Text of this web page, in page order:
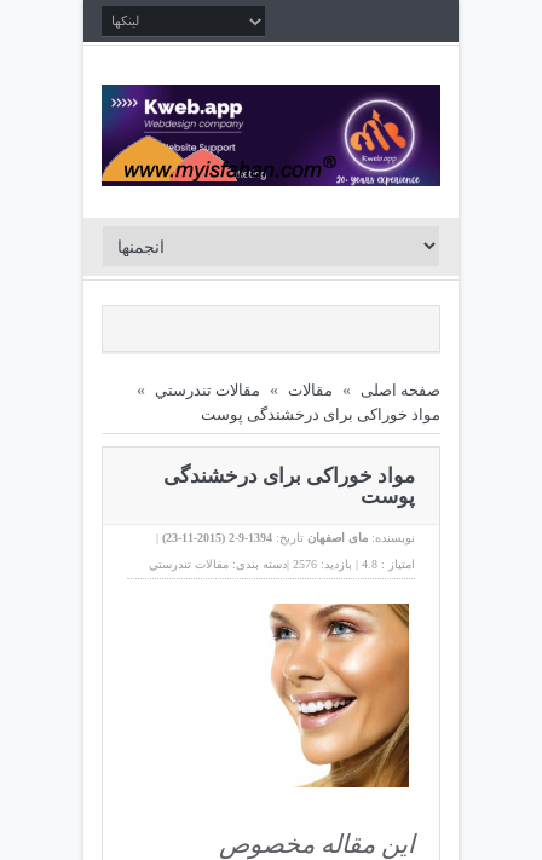
صفحه اصلی » مقالات » مقالات تندرستي »
مواد خوراکی برای درخشندگی پوست
مواد خوراکی برای درخشندگی
پوست
نویسنده: مای اصفهان تاریخ: 1394-9-2 (
2015-11-23
)
|
امتیاز : 4.8
| بازدید: 2576
|دسته بندی: مقالات تندرستي
این مقاله مخصوص